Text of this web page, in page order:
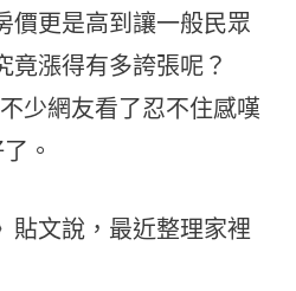
價更是高到讓一般民眾
竟漲得有多誇張呢？
少網友看了忍不住感嘆
。
貼文說，最近整理家裡